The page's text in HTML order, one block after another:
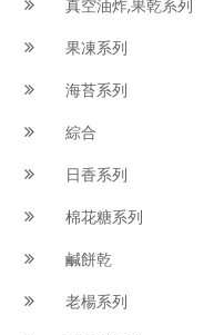
真空油炸,果乾系列
果凍系列
海苔系列
綜合
日香系列
棉花糖系列
鹹餅乾
老楊系列